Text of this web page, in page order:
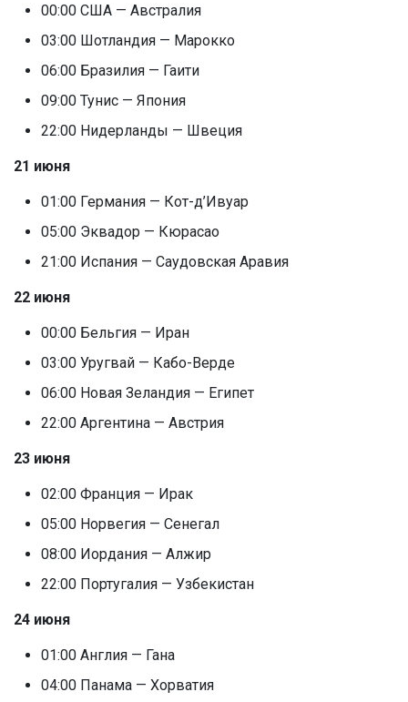
00:00 США — Австралия
03:00 Шотландия — Марокко
06:00 Бразилия — Гаити
09:00 Тунис — Япония
22:00 Нидерланды — Швеция
21 июня
01:00 Германия — Кот-д’Ивуар
05:00 Эквадор — Кюрасао
21:00 Испания — Саудовская Аравия
22 июня
00:00 Бельгия — Иран
03:00 Уругвай — Кабо-Верде
06:00 Новая Зеландия — Египет
22:00 Аргентина — Австрия
23 июня
02:00 Франция — Ирак
05:00 Норвегия — Сенегал
08:00 Иордания — Алжир
22:00 Португалия — Узбекистан
24 июня
01:00 Англия — Гана
04:00 Панама — Хорватия